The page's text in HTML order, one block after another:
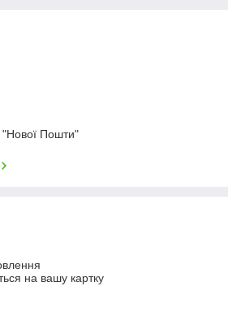
"Нової Пошти"
на вашу картку